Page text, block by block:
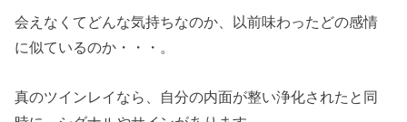
会えなくてどんな気持ちなのか、以前味わったどの感情
に似ているのか・・・。
真のツインレイなら、自分の内面が整い浄化されたと同